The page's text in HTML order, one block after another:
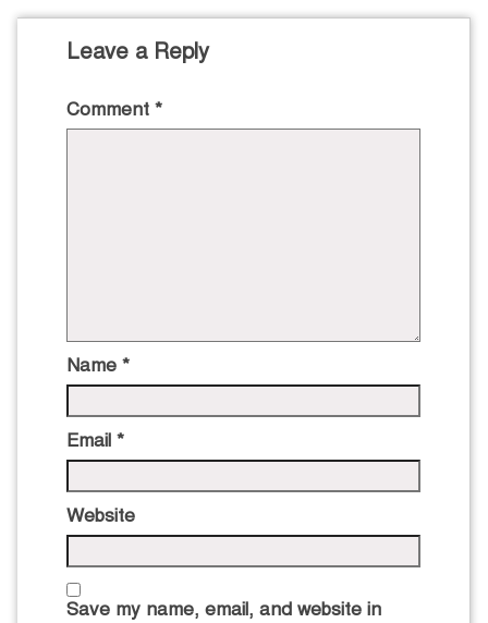
Leave a Reply
Comment *
Name *
Email *
Website
Save my name, email, and website in